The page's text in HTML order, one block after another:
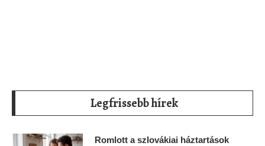
Legfrissebb hírek
Romlott a szlovákiai háztartások